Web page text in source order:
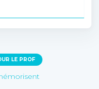
LE PROF